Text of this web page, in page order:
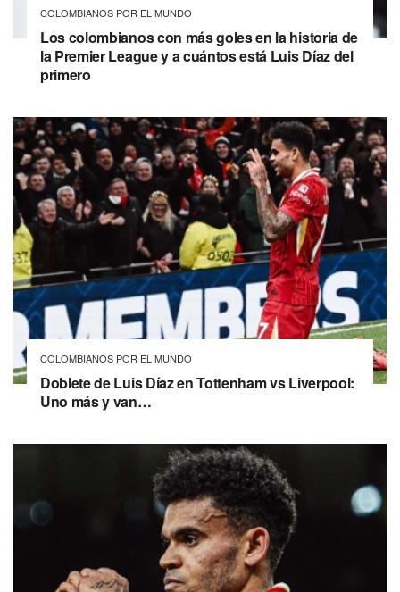
COLOMBIANOS POR EL MUNDO
Los colombianos con más goles en la historia de
la Premier League y a cuántos está Luis Díaz del
primero
COLOMBIANOS POR EL MUNDO
Doblete de Luis Díaz en Tottenham vs Liverpool:
Uno más y van…